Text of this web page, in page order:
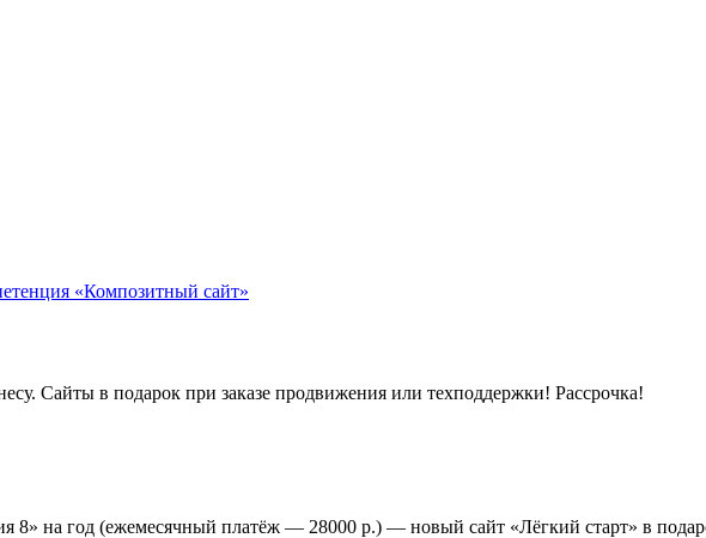
Сайты в подарок при заказе продвижения или техподдержки! Рассрочка!
8» на год (ежемесячный платёж — 28000 р.) — новый сайт «Лёгкий старт» в